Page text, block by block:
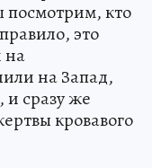
посмотрим, кто
это
на
на Запад,
и сразу же
кровавого